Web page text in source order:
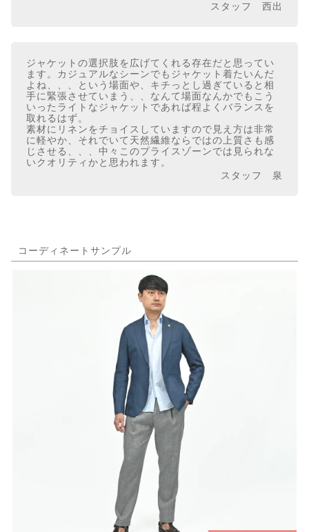
スタッフ 西出
ジャケットの選択肢を広げてくれる存在だと思ってい
ます。カジュアルなシーンでもジャケット着たいんだ
よね、、、という場面や、キチっとし過ぎていると相
手に緊張させていまう、、なんて場面なんかでもこう
いったライトなジャケットであれば程よくバランスを
取れるはず。
素材にリネンをチョイスしていますので見え方は非常
に軽やか、それでいて天然繊維ならではの上質さも感
じさせる、、、中々このプライスゾーンでは見られな
いクオリティかと思われます。
スタッフ 泉
コーディネートサンプル